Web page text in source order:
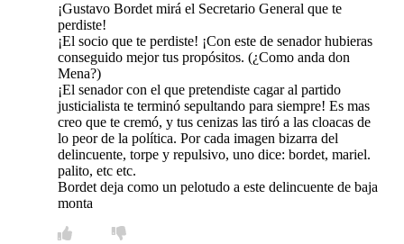
¡Gustavo Bordet mirá el Secretario General que te
perdiste!
¡El socio que te perdiste! ¡Con este de senador hubieras
conseguido mejor tus propósitos. (¿Como anda don
Mena?)
¡El senador con el que pretendiste cagar al partido
justicialista te terminó sepultando para siempre! Es mas
creo que te cremó, y tus cenizas las tiró a las cloacas de
lo peor de la política. Por cada imagen bizarra del
delincuente, torpe y repulsivo, uno dice: bordet, mariel.
palito, etc etc.
Bordet deja como un pelotudo a este delincuente de baja
monta